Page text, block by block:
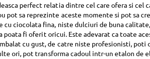
perfect relatia dintre cel care ofera si
sa reprezinte aceste momente si pot sa
ciocolata fina, niste dulciuri de buna
poata fi oferit oricui. Este adevarat ca toate
cu gust, de catre niste profesionisti,
ori, pot transforma cadoul intr-un etalon de